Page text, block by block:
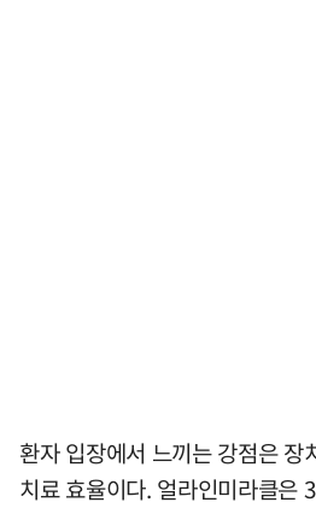
환자 입장에서 느끼는 강점은 장
치료 효율이다. 얼라인미라클은